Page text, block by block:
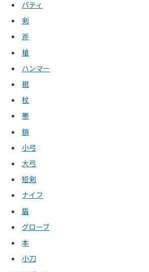
パティ
剣
斧
槍
ハンマー
棍
杖
帯
鎖
小弓
大弓
短剣
ナイフ
盾
グローブ
本
小刀